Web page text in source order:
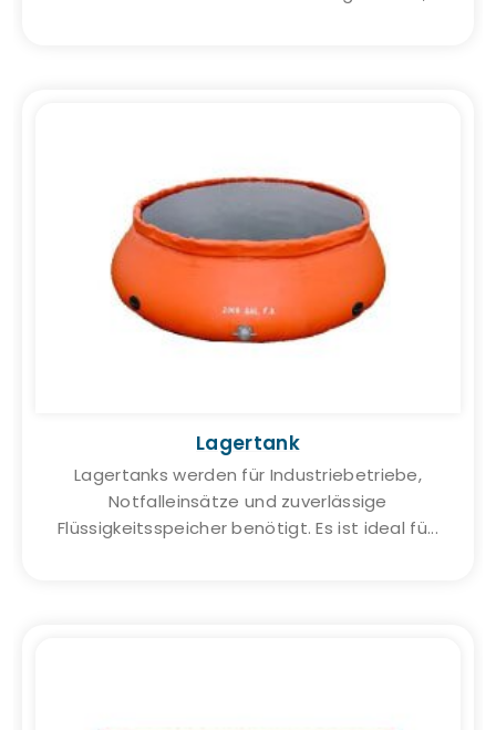
Lagertank
Lagertanks werden für Industriebetriebe,
Notfalleinsätze und zuverlässige
Flüssigkeitsspeicher benötigt. Es ist ideal fü...